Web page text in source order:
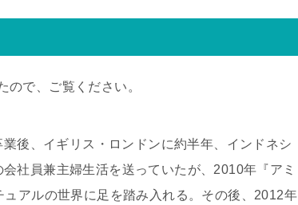
で、ご覧ください。
後、イギリス・ロンドンに約半年、インドネシ
社員兼主婦生活を送っていたが、2010年『アミ
アルの世界に足を踏み入れる。その後、2012年